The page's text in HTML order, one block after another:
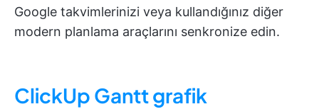
Google takvimlerinizi veya kullandığınız diğer
modern planlama araçlarını senkronize edin.
ClickUp Gantt grafik